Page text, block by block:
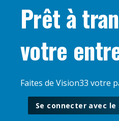
Prêt à
votre
Faites de Vision33 votre
Se connecter avec